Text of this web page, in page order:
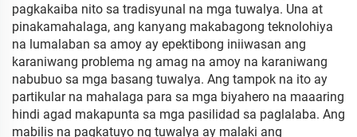
pagkakaiba nito sa tradisyunal na mga tuwalya. Una at
pinakamahalaga, ang kanyang makabagong teknolohiya
na lumalaban sa amoy ay epektibong iniiwasan ang
karaniwang problema ng amag na amoy na karaniwang
nabubuo sa mga basang tuwalya. Ang tampok na ito ay
partikular na mahalaga para sa mga biyahero na maaaring
hindi agad makapunta sa mga pasilidad sa paglalaba. Ang
mabilis na pagkatuyo ng tuwalya ay malaki ang